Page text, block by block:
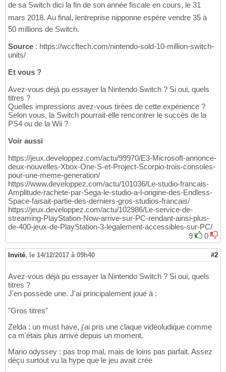
de sa Switch dici la fin de son année fiscale en cours, le 31
mars 2018. Au final, lentreprise nipponne espère vendre 35 à
50 millions de Switch.
Source : https://wccftech.com/nintendo-sold-10-million-switch-
units/
Et vous ?
Avez-vous déjà pu essayer la Nintendo Switch ? Si oui, quels
titres ?
Quelles impressions avez-vous tirées de cette expérience ?
Selon vous, la Switch pourrait-elle rencontrer le succès de la
PS4 ou de la Wii ?
Voir aussi
https://jeux.developpez.com/actu/99970/E3-Microsoft-annonce-
deux-nouvelles-Xbox-One-S-et-Project-Scorpio-trois-consoles-
pour-une-meme-generation/
https://www.developpez.com/actu/101036/Le-studio-francais-
Amplitude-rachete-par-Sega-le-studio-a-l-origine-des-Endless-
Space-faisait-partie-des-derniers-gros-studios-francais/
https://jeux.developpez.com/actu/102986/Le-service-de-
streaming-PlayStation-Now-arrive-sur-PC-rendant-ainsi-plus-
de-400-jeux-de-PlayStation-3-legalement-accessibles-sur-PC/
9
0
Invité, le 14/12/2017 à 09h40 #2
Avez-vous déjà pu essayer la Nintendo Switch ? Si oui, quels
titres ?
J'en possède une. J'ai principalement joué à :
"Gros titres"
Zelda : un must have, j'ai pris une claque vidéoludique comme
ca m'étais plus arrivé depuis un moment.
Mario odyssey : pas trop mal, mais de loins pas parfait. Assez
déçu surtout vu la hype que le jeu avait crée